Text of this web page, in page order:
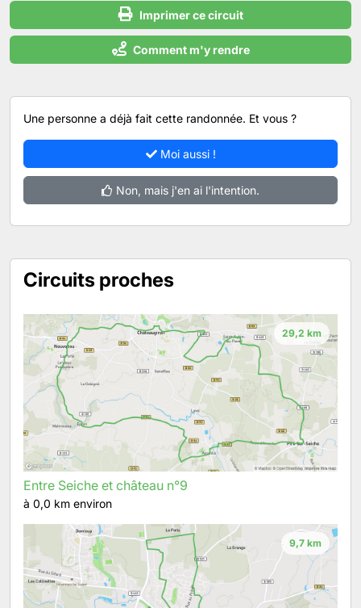
Imprimer ce circuit
Comment m'y rendre
Une personne a déjà fait cette randonnée. Et vous ?
Moi aussi !
Non, mais j'en ai l'intention.
Circuits proches
29,2 km
Entre Seiche et château n°9
à 0,0 km environ
9,7 km